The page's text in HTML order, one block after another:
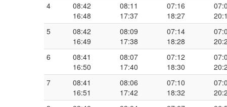
4
08:42
16:48
08:11
17:37
07:16
18:27
5
08:42
16:49
08:09
17:38
07:14
18:28
6
08:41
16:50
08:07
17:40
07:12
18:30
7
08:41
16:51
08:06
17:42
07:10
18:32